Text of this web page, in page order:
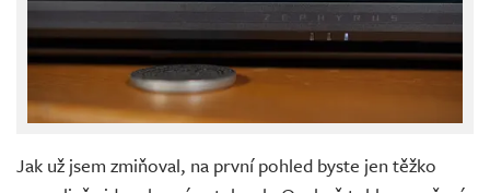
Jak už jsem zmiňoval, na první pohled byste jen těžko